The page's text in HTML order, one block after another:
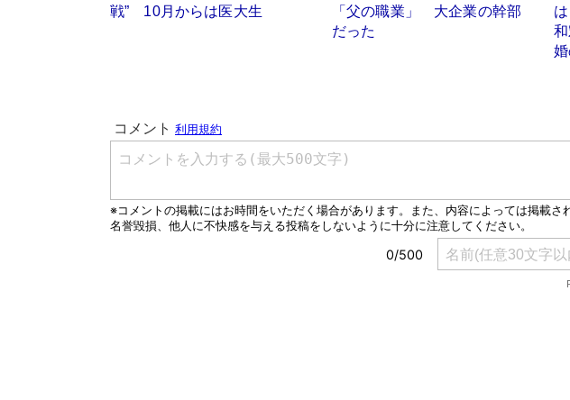
戦” 10月からは医大生
「父の職業」 大企業の幹部
だった
婚